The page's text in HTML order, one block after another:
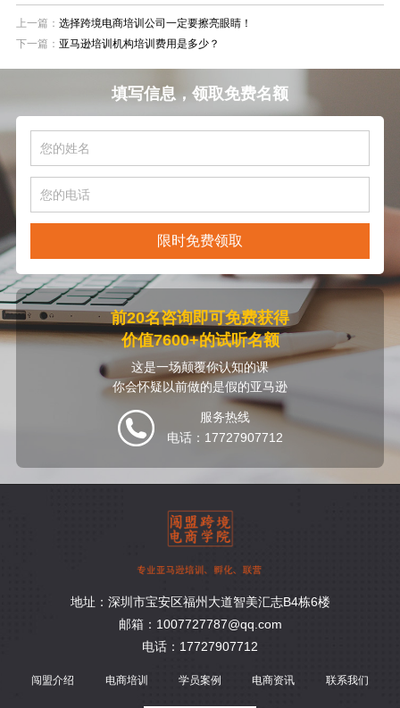
上一篇： 选择跨境电商培训公司一定要擦亮眼睛！
下一篇： 亚马逊培训机构培训费用是多少？
填写信息，领取免费名额
限时免费领取
前20名咨询即可免费获得
价值7600+的试听名额
这是一场颠覆你认知的课
你会怀疑以前做的是假的亚马逊
服务热线
电话：17727907712
地址：深圳市宝安区福州大道智美汇志B4栋6楼
邮箱：1007727787@qq.com
电话：17727907712
闯盟介绍 电商培训 学员案例 电商资讯 联系我们